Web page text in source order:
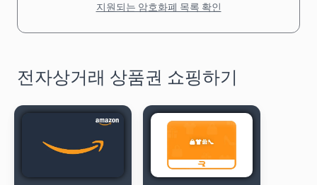
지원되는 암호화폐 목록 확인
전자상거래 상품권 쇼핑하기